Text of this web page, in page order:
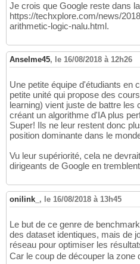
Je crois que Google reste dans la
https://techxplore.com/news/
arithmetic-logic-nalu.html.
Anselme45, le 16/08/2018 à 12h26
Une petite équipe d'étudiants en
petite unité qui propose des
learning) vient juste de battre les
créant un algorithme d'IA plus
Super! Ils ne leur restent donc
position dominante dans le
Vu leur supériorité, cela ne
dirigeants de Google en
onilink_ , le 16/08/2018 à 13h45
Le but de ce genre de
des dataset identiques, mais de
réseau pour optimiser les
Car le coup de découper la zone